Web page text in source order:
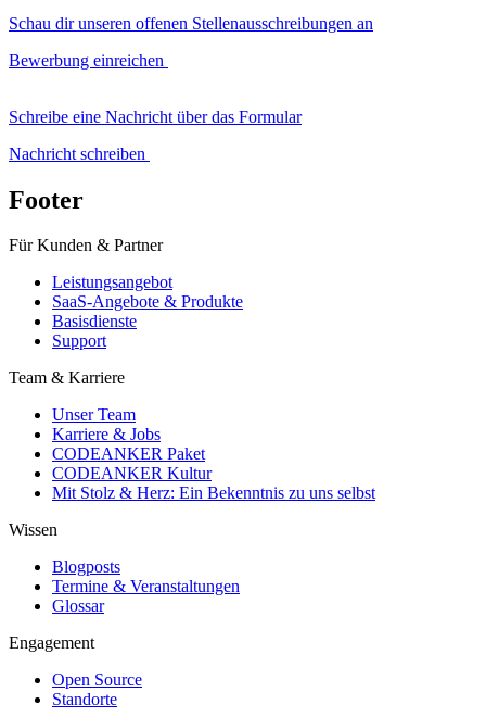
Schau dir unseren offenen Stellenausschreibungen an
Bewerbung einreichen
Schreibe eine Nachricht über das Formular
Nachricht schreiben
Footer
Für Kunden & Partner
Leistungsangebot
SaaS-Angebote & Produkte
Basisdienste
Support
Team & Karriere
Unser Team
Karriere & Jobs
CODEANKER Paket
CODEANKER Kultur
Mit Stolz & Herz: Ein Bekenntnis zu uns selbst
Wissen
Blogposts
Termine & Veranstaltungen
Glossar
Engagement
Open Source
Standorte